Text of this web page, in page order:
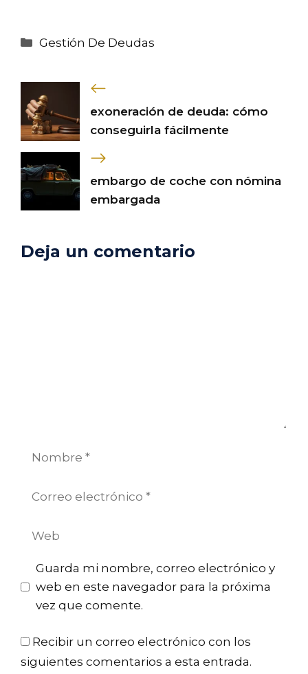
Categorías
Gestión De Deudas
exoneración de deuda: cómo
conseguirla fácilmente
embargo de coche con nómina
embargada
Deja un comentario
Nombre
Correo
Web
Guarda mi nombre, correo electrónico y
web en este navegador para la próxima
vez que comente.
Recibir un correo electrónico con los
siguientes comentarios a esta entrada.